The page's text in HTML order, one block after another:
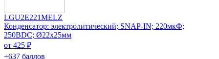
LGU2E221MELZ
Конденсатор: электролитический; SNAP-IN; 220мкФ;
250ВDC; Ø22x25мм
от 425 ₽
+637 баллов